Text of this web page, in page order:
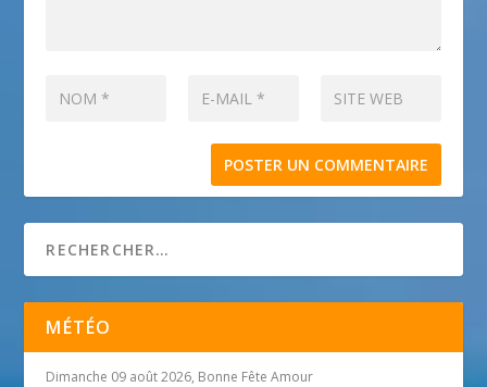
MÉTÉO
Dimanche 09 août 2026, Bonne Fête Amour